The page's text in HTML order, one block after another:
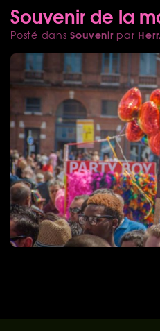
Souvenir de la
Posté dansSouvenirpar